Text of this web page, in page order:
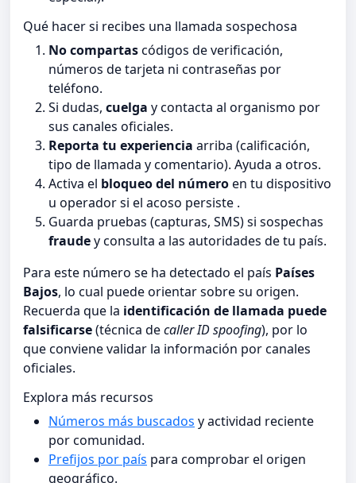
Qué hacer si recibes una llamada sospechosa
No compartascódigos de verificación,
números de tarjeta ni contraseñas por
teléfono.
Si dudas, cuelga y contacta al organismo por
sus canales oficiales.
Reporta tu experiencia arriba (calificación,
tipo de llamada y comentario). Ayuda a otros.
Activa el bloqueo del númeroen tu dispositivo
u operador si el acoso persiste .
Guarda pruebas (capturas, SMS) si sospechas
fraudey consulta a las autoridades de tu país.
Para este número se ha detectado el país Países
Bajos, lo cual puede orientar sobre su origen.
Recuerda que la identificación de llamada puede
falsificarse(técnica decaller ID spoofing), por lo
que conviene validar la información por canales
oficiales.
Explora más recursos
Números más buscados y actividad reciente
por comunidad.
Prefijos por país para comprobar el origen
geográfico.